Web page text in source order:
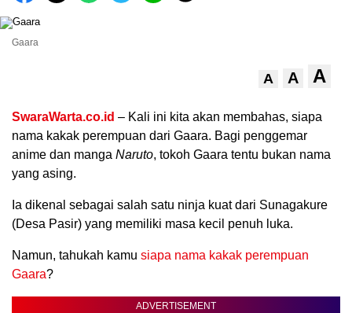
Gaara
A A A
SwaraWarta.co.id – Kali ini kita akan membahas, siapa
nama kakak perempuan dari Gaara. Bagi penggemar
anime dan manga Naruto, tokoh Gaara tentu bukan nama
yang asing.
Ia dikenal sebagai salah satu ninja kuat dari Sunagakure
(Desa Pasir) yang memiliki masa kecil penuh luka.
Namun, tahukah kamu siapa nama kakak perempuan
Gaara?
ADVERTISEMENT
.